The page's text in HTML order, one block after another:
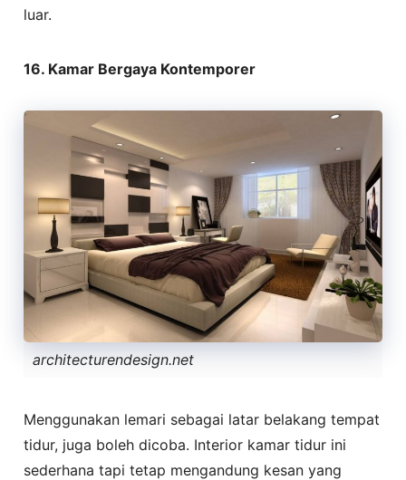
luar.
16. Kamar Bergaya Kontemporer
architecturendesign.net
Menggunakan lemari sebagai latar belakang tempat
tidur, juga boleh dicoba. Interior kamar tidur ini
sederhana tapi tetap mengandung kesan yang